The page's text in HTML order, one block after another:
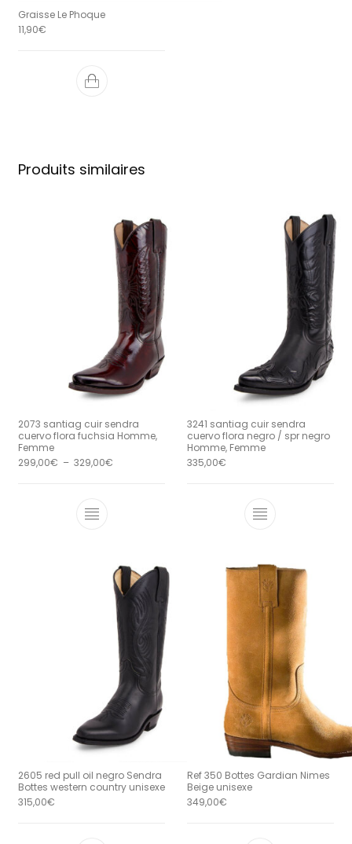
Graisse Le Phoque
11,90€
Produits similaires
2073 santiag cuir sendra
cuervo flora fuchsia Homme,
Femme
299,00€ – 329,00€Plage de prix : 299,00€ à 329,00€
Ce produit a plusieurs variations.
3241 santiag cuir sendra
cuervo flora negro / spr negro
Homme, Femme
335,00€
Ce produit a
2605 red pull oil negro Sendra
Bottes western country unisexe
315,00€
Ref 350 Bottes Gardian Nimes
Beige unisexe
349,00€